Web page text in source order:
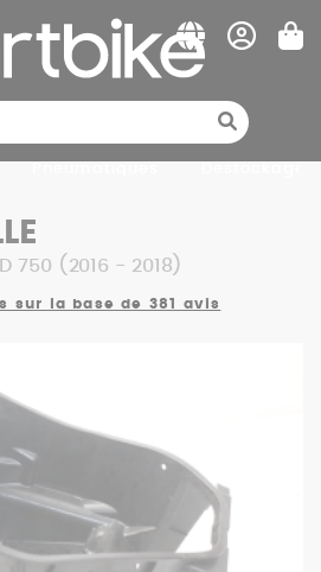
D 750 (2016 - 2018)
sur la base de 381 avis